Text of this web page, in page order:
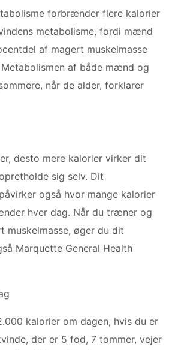
forbrænder flere kalorier
metabolisme, fordi mænd
af magert muskelmasse
af ​​både mænd og
når de alder, forklarer
desto mere kalorier virker dit
sig selv. Dit
også hvor mange kalorier
hver dag. Når du træner og
muskelmasse, øger du dit
Marquette General Health
kalorier om dagen, hvis du er
der er 5 fod, 7 tommer, vejer